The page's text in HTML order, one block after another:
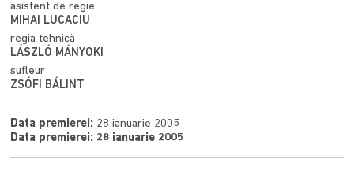
asistent de regie
MIHAI LUCACIU
regia tehnică
LÁSZLÓ MÁNYOKI
sufleur
ZSÓFI BÁLINT
Data premierei: 28 ianuarie 2005
Data premierei: 28 ianuarie 2005